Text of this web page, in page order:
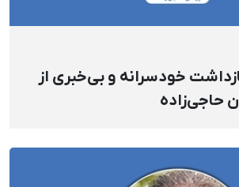
١٦ روز بازداشت خودسرانه و بی‌خبری از
حاجی‌زاده